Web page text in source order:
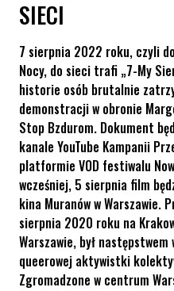
SIECI
7 sierpnia 2022 roku, czyli
Nocy, do sieci trafi „7-My
historie osób brutalnie
demonstracji w obronie
Stop Bzdurom. Dokument
kanale YouTube Kampanii
platformie VOD festiwalu
wcześniej, 5 sierpnia film
kina Muranów w Warszawie.
sierpnia 2020 roku na
Warszawie, był
queerowej aktywistki
Zgromadzone w centrum